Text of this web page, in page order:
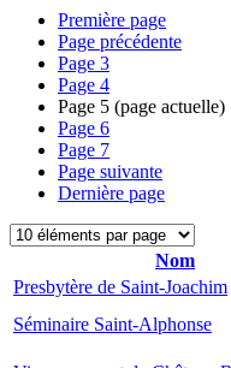
Première page
Page précédente
Page 3
Page 4
Page 5 (page actuelle)
Page 6
Page 7
Page suivante
Dernière page
Nom
Presbytère de Saint-Joachim
Séminaire Saint-Alphonse